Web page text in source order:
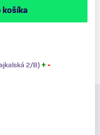
košíka
2/B) + -